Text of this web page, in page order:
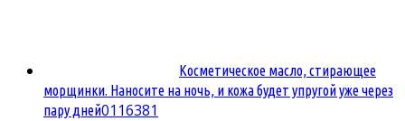
Косметическое масло, стирающее
морщинки. Наносите на ночь, и кожа будет упругой уже через
пару дней0116381